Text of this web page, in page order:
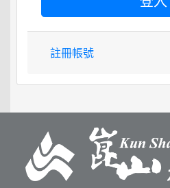
註冊帳號